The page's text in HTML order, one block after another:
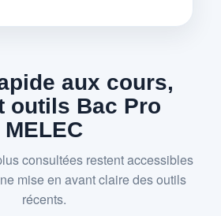
aux cours,
outils Bac Pro
MELEC
consultées restent accessibles
mise en avant claire des outils
récents.